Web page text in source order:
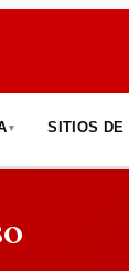
▾ SITIOS DE